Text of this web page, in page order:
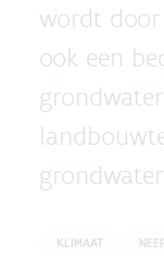
wordt
ook een
KLIMAAT